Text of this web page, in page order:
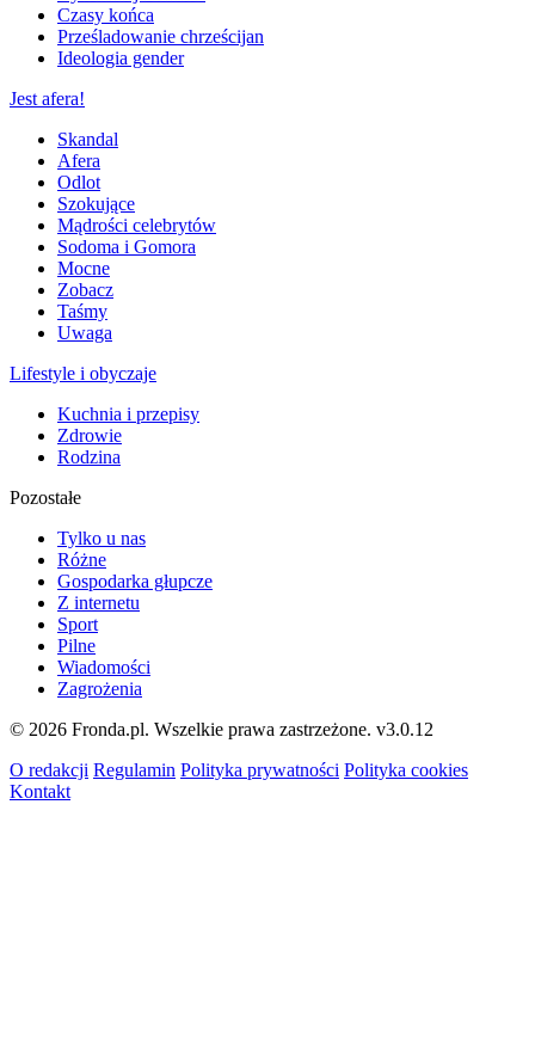
Czasy końca
Prześladowanie chrześcijan
Ideologia gender
Jest afera!
Skandal
Afera
Odlot
Szokujące
Mądrości celebrytów
Sodoma i Gomora
Mocne
Zobacz
Taśmy
Uwaga
Lifestyle i obyczaje
Kuchnia i przepisy
Zdrowie
Rodzina
Pozostałe
Tylko u nas
Różne
Gospodarka głupcze
Z internetu
Sport
Pilne
Wiadomości
Zagrożenia
© 2026 Fronda.pl. Wszelkie prawa zastrzeżone. v3.0.12
O redakcji Regulamin Polityka prywatności Polityka cookies
Kontakt